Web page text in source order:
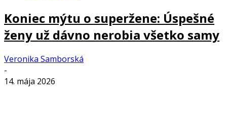
Koniec mýtu o superžene: Úspešné
ženy už dávno nerobia všetko samy
Veronika Samborská
-
14. mája 2026